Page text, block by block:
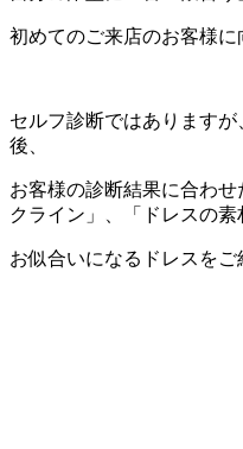
初めてのご来店のお客様に
セルフ診断ではあります
後、
お客様の診断結果に合わ
クライン」、「ドレスの素
お似合いになるドレスをご